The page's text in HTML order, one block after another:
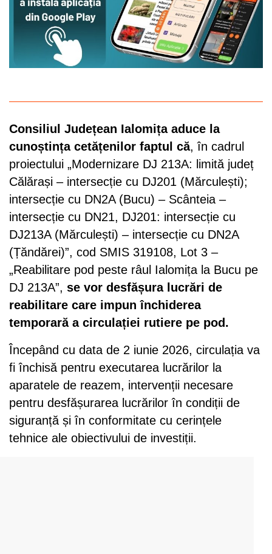
Consiliul Județean Ialomița aduce la
cunoștința cetățenilor faptul că, în cadrul
proiectului „Modernizare DJ 213A: limită județ
Călărași – intersecție cu DJ201 (Mărculești);
intersecție cu DN2A (Bucu) – Scânteia –
intersecție cu DN21, DJ201: intersecție cu
DJ213A (Mărculești) – intersecție cu DN2A
(Țăndărei)”, cod SMIS 319108, Lot 3 –
„Reabilitare pod peste râul Ialomița la Bucu pe
DJ 213A”, se vor desfășura lucrări de
reabilitare care impun închiderea
temporară a circulației rutiere pe pod.
Începând cu data de 2 iunie 2026, circulația va
fi închisă pentru executarea lucrărilor la
aparatele de reazem, intervenții necesare
pentru desfășurarea lucrărilor în condiții de
siguranță și în conformitate cu cerințele
tehnice ale obiectivului de investiții.